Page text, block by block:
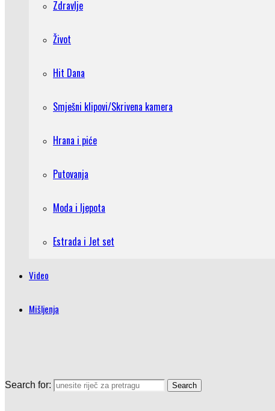
Zdravlje
Život
Hit Dana
Smješni klipovi/Skrivena kamera
Hrana i piće
Putovanja
Moda i ljepota
Estrada i Jet set
Video
Mišljenja
Search for: Search